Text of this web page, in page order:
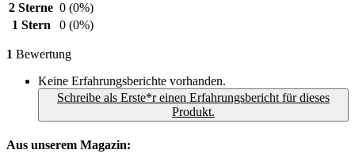
2 Sterne 0 (0%)
1 Stern
0 (0%)
1 Bewertung
Keine Erfahrungsberichte vorhanden.
Schreibe als Erste*r einen Erfahrungsbericht für dieses
Produkt.
Aus unserem Magazin: